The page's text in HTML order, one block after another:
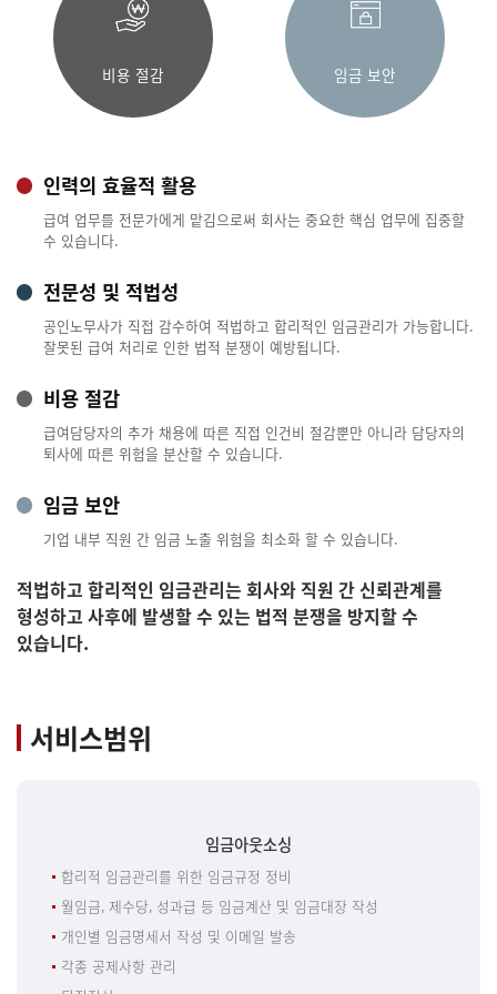
비용 절감 임금 보안
인력의 효율적 활용
급여 업무를 전문가에게 맡김으로써 회사는 중요한 핵심 업무에 집중할
수 있습니다.
전문성 및 적법성
공인노무사가 직접 감수하여 적법하고 합리적인 임금관리가 가능합니다.
잘못된 급여 처리로 인한 법적 분쟁이 예방됩니다.
비용 절감
급여담당자의 추가 채용에 따른 직접 인건비 절감뿐만 아니라 담당자의
퇴사에 따른 위험을 분산할 수 있습니다.
임금 보안
기업 내부 직원 간 임금 노출 위험을 최소화 할 수 있습니다.
적법하고 합리적인 임금관리는 회사와 직원 간 신뢰관계를
형성하고 사후에 발생할 수 있는 법적 분쟁을 방지할 수
있습니다.
서비스범위
임금아웃소싱
합리적 임금관리를 위한 임금규정 정비
월임금, 제수당, 성과급 등 임금계산 및 임금대장 작성
개인별 임금명세서 작성 및 이메일 발송
각종 공제사항 관리